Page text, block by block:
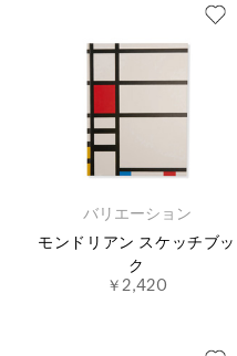
バリエーション
モンドリアン スケッチブッ
ク
￥2,420